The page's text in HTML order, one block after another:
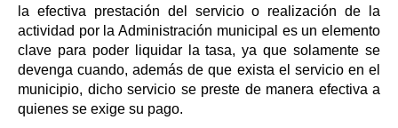
la efectiva prestación del servicio o realización de la
actividad por la Administración municipal es un elemento
clave para poder liquidar la tasa, ya que solamente se
devenga cuando, además de que exista el servicio en el
municipio, dicho servicio se preste de manera efectiva a
quienes se exige su pago.